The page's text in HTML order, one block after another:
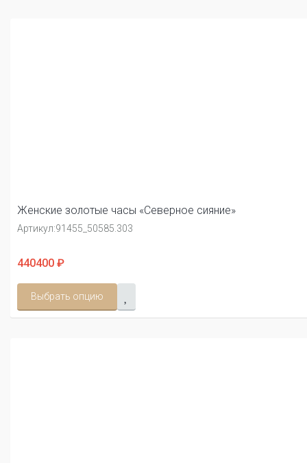
Женские золотые часы «Северное сияние»
Артикул:91455_50585.303
440400 ₽
Выбрать опцию